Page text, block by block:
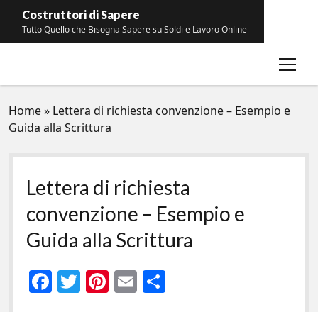
Costruttori di Sapere
Tutto Quello che Bisogna Sapere su Soldi e Lavoro Online
open
Home» Lettera di richiesta convenzione – Esempio e
Guida alla Scrittura
Lettera di richiesta
convenzione – Esempio e
Guida alla Scrittura
F T Pi E C